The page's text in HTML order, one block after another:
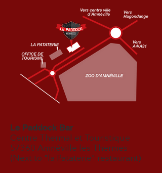
Le Paddock Bar
Centre Thermal et Touristique
57360 Amnéville les Thermes
(Next to "la Pataterie" restaurant)